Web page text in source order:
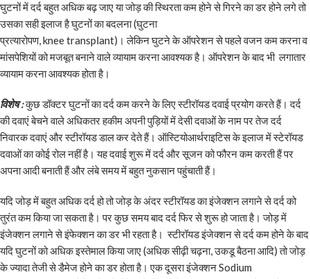
घुटनों में दर्द बहुत अधिक बढ़ जाए या जोड़ की स्थिरता कम होने से गिरने का डर होने लगे तो
उसका सही इलाज है घुटनों का बदलना(घुटना
प्रत्यारोपण, knee transplant)। लेकिन घुटने के ऑपरेशन से पहले वजन कम करना व
मांसपेशियों को मजबूत बनाने वाले व्यायाम करना आवश्यक है। ऑपरेशन के बाद भी लगातार
व्यायाम करना आवश्यक होता है।
विशेष :कुछ डॉक्टर घुटनों का दर्द कम करने के लिए स्टीरॉयड दवाई प्रयोग करते हैं। दर्द
की दवाएं बेचने वाले अधिकतर हकीम अपनी पुड़ियों में देसी दवाओं के नाम पर तेज दर्द
निवारक दवाएं और स्टीरॉयड डाल कर देते हैं। ऑस्टियोआर्थराइटिस के इलाज में स्टेरॉयड
दवाओं का कोई रोल नहीं है। यह दवाई शुरू में दर्द और सूजन को फौरन कम करती हैं पर
अपना आदी बनाती हैं और लंबे समय में बहुत नुकसान पहुंचाती हैं।
यदि जोड़ में बहुत अधिक दर्द हो तो जोड़ के अंदर स्टीरॉयड का इंजेक्शन लगाने से दर्द को
तुरंत कम किया जा सकता है। पर कुछ समय बाद दर्द फिर से शुरू हो जाता है। जोड़ में
इंजेक्शन लगाने से इंफेक्शन का डर भी रहता है। स्टीरॉयड इंजेक्शन से दर्द कम होने के बाद
यदि घुटनों को अधिक इस्तेमाल किया जाए (अधिक सीढ़ी चढ़ना, उकडू बैठना आदि) तो जोड़
के ज्यादा तेजी से डैमेज होने का डर होता है। एक दूसरा इंजेक्शन Sodium